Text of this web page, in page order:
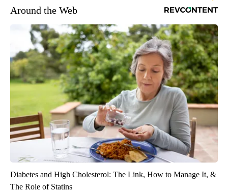
Around the Web
Diabetes and High Cholesterol: The Link, How to Manage It, &
The Role of Statins